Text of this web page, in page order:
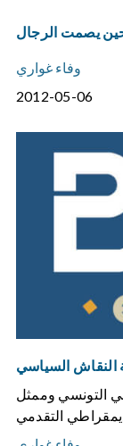
وفاء غواري
2012-05-06
التونسي وممثل